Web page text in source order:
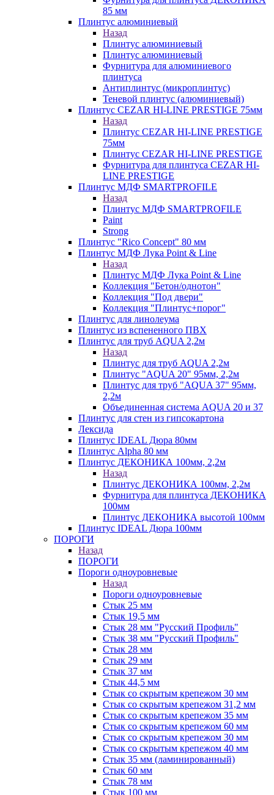
85 мм
Плинтус алюминиевый
Назад
Плинтус алюминиевый
Плинтус алюминиевый
Фурнитура для алюминиевого
плинтуса
Антиплинтус (микроплинтус)
Теневой плинтус (алюминиевый)
Плинтус CEZAR HI-LINE PRESTIGE 75мм
Назад
Плинтус CEZAR HI-LINE PRESTIGE
75мм
Плинтус CEZAR HI-LINE PRESTIGE
Фурнитура для плинтуса CEZAR HI-
LINE PRESTIGE
Плинтус МДФ SMARTPROFILE
Назад
Плинтус МДФ SMARTPROFILE
Paint
Strong
Плинтус "Rico Concept" 80 мм
Плинтус МДФ Лука Point & Line
Назад
Плинтус МДФ Лука Point & Line
Коллекция "Бетон/однотон"
Коллекция "Под двери"
Коллекция "Плинтус+порог"
Плинтус для линолеума
Плинтус из вспененного ПВХ
Плинтус для труб AQUA 2,2м
Назад
Плинтус для труб AQUA 2,2м
Плинтус "AQUA 20" 95мм, 2,2м
Плинтус для труб "AQUA 37" 95мм,
2,2м
Объединенная система AQUA 20 и 37
Плинтус для стен из гипсокартона
Лексида
Плинтус IDEAL Дюра 80мм
Плинтус Alpha 80 мм
Плинтус ДЕКОНИКА 100мм, 2,2м
Назад
Плинтус ДЕКОНИКА 100мм, 2,2м
Фурнитура для плинтуса ДЕКОНИКА
100мм
Плинтус ДЕКОНИКА высотой 100мм
Плинтус IDEAL Дюра 100мм
ПОРОГИ
Назад
ПОРОГИ
Пороги одноуровневые
Назад
Пороги одноуровневые
Стык 25 мм
Стык 19,5 мм
Стык 28 мм "Русский Профиль"
Стык 38 мм "Русский Профиль"
Стык 28 мм
Стык 29 мм
Стык 37 мм
Стык 44,5 мм
Стык со скрытым крепежом 30 мм
Стык со скрытым крепежом 31,2 мм
Стык со скрытым крепежом 35 мм
Стык со скрытым крепежом 60 мм
Стык со скрытым крепежом 30 мм
Стык со скрытым крепежом 40 мм
Стык 35 мм (ламинированный)
Стык 60 мм
Стык 78 мм
Стык 100 мм